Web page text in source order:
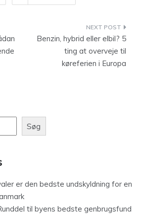
Benzin, hybrid eller elbil? 5
ting at overveje til
køreferien i Europa
Søg
er den bedste undskyldning for en
til byens bedste genbrugsfund